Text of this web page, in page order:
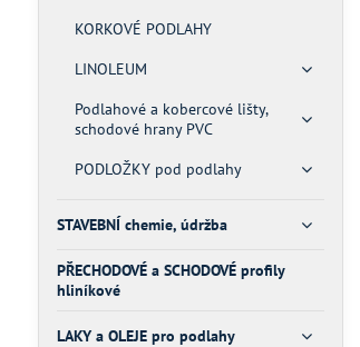
KORKOVÉ PODLAHY
LINOLEUM
Podlahové a kobercové lišty,
schodové hrany PVC
PODLOŽKY pod podlahy
STAVEBNÍ chemie, údržba
PŘECHODOVÉ a SCHODOVÉ profily
hliníkové
LAKY a OLEJE pro podlahy